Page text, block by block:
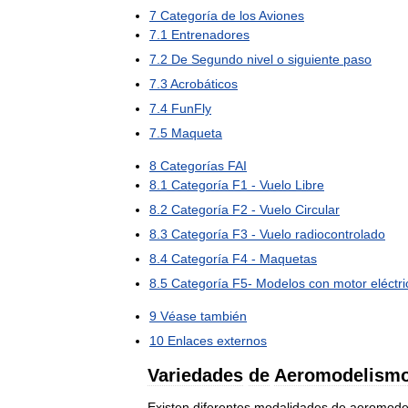
7 Categoría de losAviones
7 1 Entrenadores
7 2 De Segundo nivel o siguiente paso
7 3 Acrobáticos
7 4 FunFly
7 5 Maqueta
8 Categorías FAI
8 1 Categoría F1 - Vuelo Libre
8 2 Categoría F2 - Vuelo Circular
8 3 Categoría F3 - Vuelo radiocontrolado
8 4 Categoría F4 - Maquetas
8 5 Categoría F5- Modelos con motor
9 Véase también
10 Enlaces externos
Variedades de